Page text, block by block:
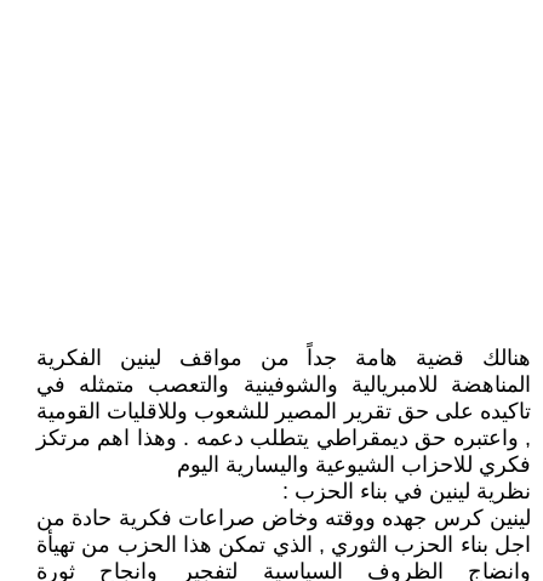
هنالك قضية هامة جداً من مواقف لينين الفكرية
المناهضة للامبريالية والشوفينية والتعصب متمثله في
تاكيده على حق تقرير المصير للشعوب وللاقليات القومية
, واعتبره حق ديمقراطي يتطلب دعمه . وهذا اهم مرتكز
فكري للاحزاب الشيوعية واليسارية اليوم
نظرية لينين في بناء الحزب :
لينين كرس جهده ووقته وخاض صراعات فكرية حادة من
اجل بناء الحزب الثوري , الذي تمكن هذا الحزب من تهيأة
وانضاج الظروف السياسية لتفجير وانجاح ثورة